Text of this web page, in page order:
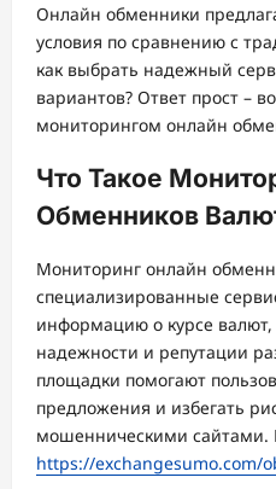
Онлайн обменники
условия по сравнению с
как выбрать надежный
вариантов? Ответ прост –
мониторингом онлайн
Что Такое
Обменников
Мониторинг онлайн
специализированные
информацию о курсе валют,
надежности и репутации
площадки помогают
предложения и избегать
мошенническими сайтами.
https://exchangesumo.com/